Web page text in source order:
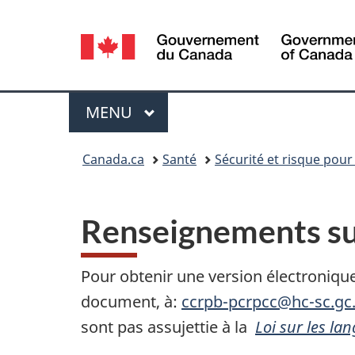
Sélection
de
la
langue
Menu
MENU PRINCIPAL
Canada.ca Santé Sécurité et risque
Renseignements
Pour obtenir une version
document, à: ccrpb-pcrpcc@hc-
sont pas assujettie à la Loi sur les